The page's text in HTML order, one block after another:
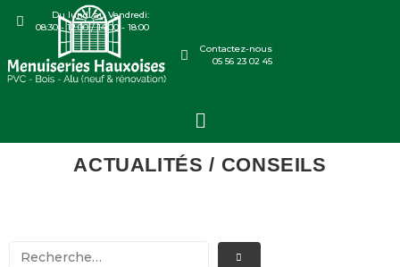
Du lundi au Vendredi:
08:30 - 12:00 / 14:00 - 18:00
Contactez-nous
05 56 23 02 45
ACTUALITÉS / CONSEILS